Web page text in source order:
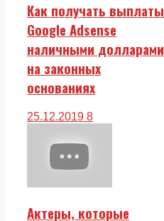
Как получать выплаты
Google Adsense
наличными долларами
на законных
основаниях
25.12.2019 8
Актеры, которые